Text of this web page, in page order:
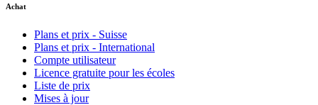
Achat
Plans et prix - Suisse
Plans et prix - International
Compte utilisateur
Licence gratuite pour les écoles
Liste de prix
Mises à jour